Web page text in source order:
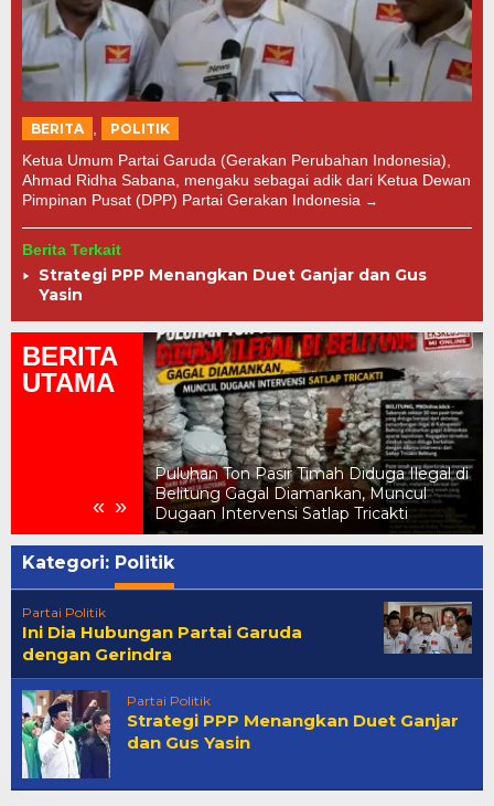
BERITA POLITIK
Ketua Umum Partai Garuda (Gerakan Perubahan Indonesia),
Ahmad Ridha Sabana, mengaku sebagai adik dari Ketua Dewan
Pimpinan Pusat (DPP) Partai Gerakan Indonesia
Berita Terkait
Strategi PPP Menangkan Duet Ganjar dan Gus
Yasin
BERITA
UTAMA
« »
Puluhan Ton Pasir Timah Diduga Ilegal di
Belitung Gagal Diamankan, Muncul
Dugaan Intervensi Satlap Tricakti
Kategori: Politik
Partai Politik
Ini Dia Hubungan Partai Garuda
dengan Gerindra
Partai Politik
Strategi PPP Menangkan Duet Ganjar
dan Gus Yasin